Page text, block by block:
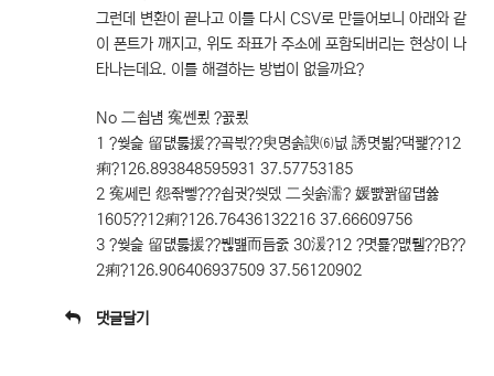
그런데 변환이 끝나고 이를 다시 CSV로 만들어보니 아래와 같
이 폰트가 깨지고, 위도 좌표가 주소에 포함되버리는 현상이 나
타나는데요. 이를 해결하는 방법이 없을까요?
No 二쇱냼 寃쎈룄 ?꾨룄
1 ?쒖슱 留덊룷援??곸븫??臾명솕諛⑹넚 誘몃뵒?댁꽱??12
痢?126.893848595931 37.57753185
2 寃쎄린 怨좎뼇???쇱궛?쒓뎄 二쇳솕濡? 媛뺤꽑留덉쓣
1605??12痢?126.76436132216 37.66609756
3 ?쒖슱 留덊룷援??붾뱶而듬줈 30湲?12 ?몃툝?먮퉬??B??
2痢?126.906406937509 37.56120902
댓글달기